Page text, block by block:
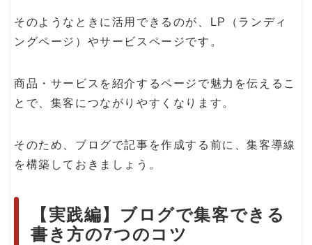
そのようなときに活用できるのが、LP（ランディ
ングページ）やサービスページです。
商品・サービスを紹介するページで魅力を伝えるこ
とで、集客につながりやすくなります。
そのため、ブログで記事を作成する前に、集客導線
を構築しておきましょう。
【実践編】ブログで集客できる
書き方の7つのコツ